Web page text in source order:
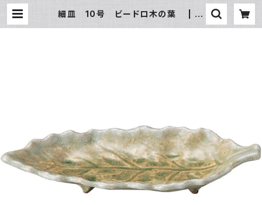
細皿 10号 ビードロ木の葉 | 氷